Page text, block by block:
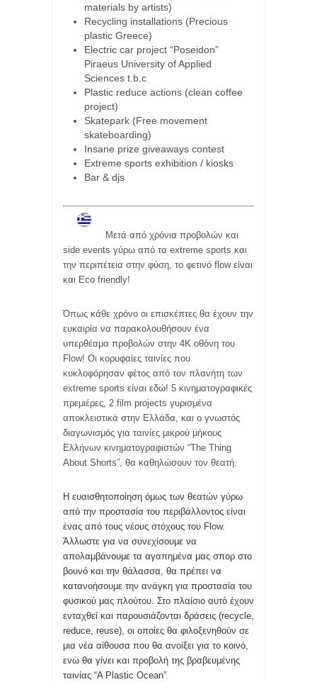
materials by artists)
Recycling installations (Precious
plastic Greece)
Electric car project “Poseidon”
Piraeus University of Applied
Sciences t.b.c
Plastic reduce actions (clean coffee
project)
Skatepark (Free movement
skateboarding)
Insane prize giveaways contest
Extreme sports exhibition / kiosks
Bar & djs
Μετά από χρόνια προβολών και
side events γύρω από τα extreme sports και
την περιπέτεια στην φύση, το φετινό flow είναι
και Eco friendly!
Όπως κάθε χρόνο οι επισκέπτες θα έχουν την
ευκαιρία να παρακολουθήσουν ένα
υπερθέαμα προβολών στην 4Κ οθόνη του
Flow! Οι κορυφαίες ταινίες που
κυκλοφόρησαν φέτος από τον πλανήτη των
extreme sports είναι εδώ! 5 κινηματογραφικές
πρεμιέρες, 2 film projects γυρισμένα
αποκλειστικά στην Ελλάδα, και ο γνωστός
διαγωνισμός για ταινίες μικρού μήκους
Ελλήνων κινηματογραφιστών “The Thing
About Shorts”, θα καθηλώσουν τον θεατή.
Η ευαισθητοποίηση όμως των θεατών γύρω
από την προστασία του περιβάλλοντος είναι
ένας από τους νέους στόχους του Flow.
Άλλωστε για να συνεχίσουμε να
απολαμβάνουμε τα αγαπημένα μας σπορ στο
βουνό και την θάλασσα, θα πρέπει να
κατανοήσουμε την ανάγκη για προστασία του
φυσικού μας πλούτου. Στο πλαίσιο αυτό έχουν
ενταχθεί και παρουσιάζονται δράσεις (recycle,
reduce, reuse), οι οποίες θα φιλοξενηθούν σε
μια νέα αίθουσα που θα ανοίξει για το κοινό,
ενώ θα γίνει και προβολή της βραβευμένης
ταινίας “A Plastic Ocean”